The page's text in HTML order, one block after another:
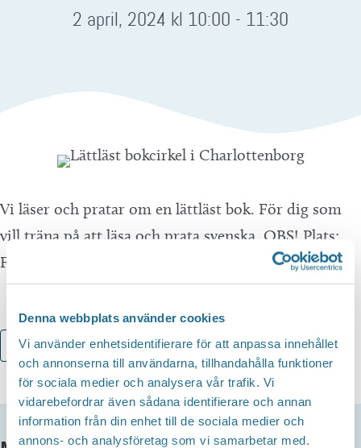
Denna webbplats använder cookies
Vi använder enhetsidentifierare för att anpassa innehållet
och annonserna till användarna, tillhandahålla funktioner
för sociala medier och analysera vår trafik. Vi
vidarebefordrar även sådana identifierare och annan
information från din enhet till de sociala medier och
annons- och analysföretag som vi samarbetar med.
2 april, 2024 kl 10:00 - 11:30
Vi läser och pratar om en lättläst bok. För dig som
vill träna på att läsa och prata svenska. OBS! Plats:
Fritidsgården, Charlottenborgs centrum.
Lägg till i kalender